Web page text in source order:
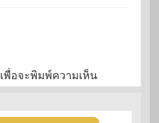
เพื่อจะพิมพ์ความเห็น